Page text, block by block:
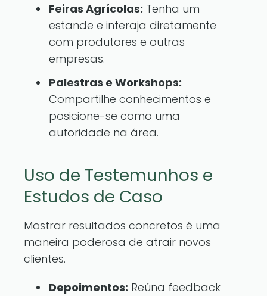
Feiras Agrícolas: Tenha um
estande e interaja diretamente
com produtores e outras
empresas.
Palestras e Workshops:
Compartilhe conhecimentos e
posicione-se como uma
autoridade na área.
Uso de Testemunhos e
Estudos de Caso
Mostrar resultados concretos é uma
maneira poderosa de atrair novos
clientes.
Depoimentos: Reúna feedback